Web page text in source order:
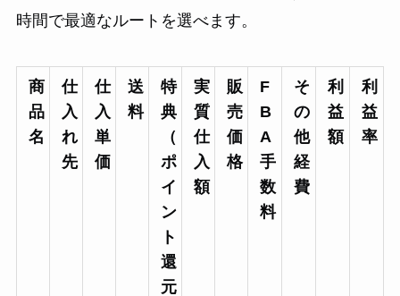
時間で最適なルートを選べます。
商
品
名
仕
入
れ
先
仕
入
単
価
送
料
特
典
（
ポ
イ
ン
ト
還
元
実
質
仕
入
額
販
売
価
格
F
B
A
手
数
料
そ
の
他
経
費
利
益
額
利
益
率